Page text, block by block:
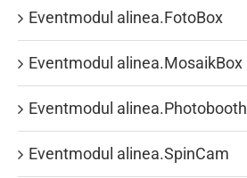
Eventmodul alinea.FotoBox
Eventmodul alinea.MosaikBox
Eventmodul alinea.Photobooth
Eventmodul alinea.SpinCam